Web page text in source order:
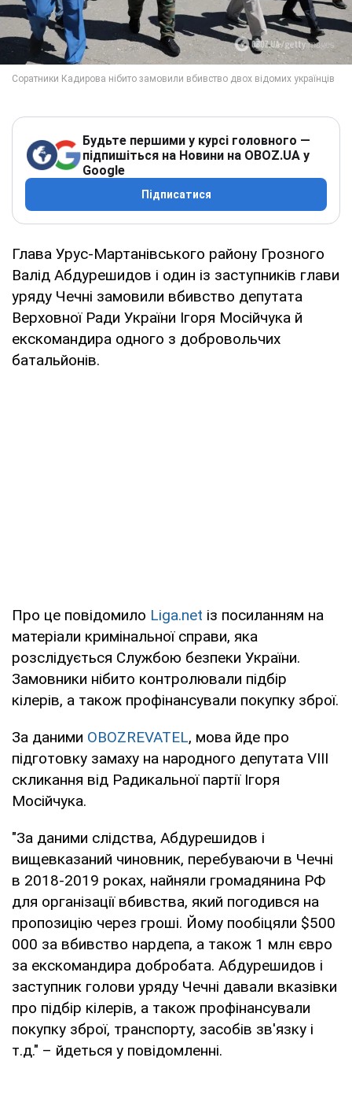
Будьте першими у курсі головного —
підпишіться на Новини на OBOZ.UA у
Google
Підписатися
Глава Урус-Мартанівського району Грозного
Валід Абдурешидов і один із заступників глави
уряду Чечні замовили вбивство депутата
Верховної Ради України Ігоря Мосійчука й
екскомандира одного з добровольчих
батальйонів.
Про це повідомило Liga.net із посиланням на
матеріали кримінальної справи, яка
розслідується Службою безпеки України.
Замовники нібито контролювали підбір
кілерів, а також профінансували покупку зброї.
За даними OBOZREVATEL, мова йде про
підготовку замаху на народного депутата VIII
скликання від Радикальної партії Ігоря
Мосійчука.
"За даними слідства, Абдурешидов і
вищевказаний чиновник, перебуваючи в Чечні
в 2018-2019 роках, найняли громадянина РФ
для організації вбивства, який погодився на
пропозицію через гроші. Йому пообіцяли $500
000 за вбивство нардепа, а також 1 млн євро
за екскомандира добробата. Абдурешидов і
заступник голови уряду Чечні давали вказівки
про підбір кілерів, а також профінансували
покупку зброї, транспорту, засобів зв'язку і
т.д." – йдеться у повідомленні.